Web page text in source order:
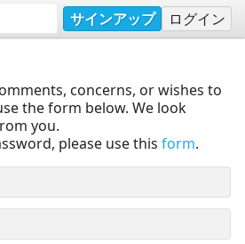
サインアップ ログイン
concerns, or wishes to
the form below. We look
you.
please use this form.